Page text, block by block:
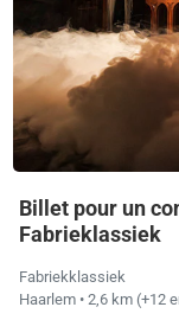
Billet pour un
Fabrieklassiek
Fabriekklassiek
Haarlem • 2,6 km (+12